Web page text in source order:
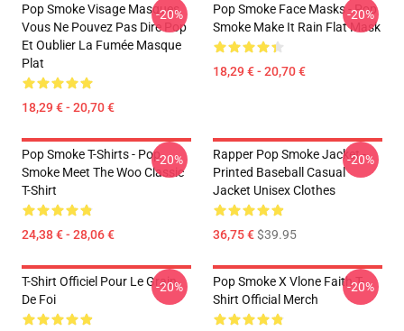
Pop Smoke Visage Masques
Vous Ne Pouvez Pas Dire Pop
Et Oublier La Fumée Masque
Plat
18,29 € - 20,70 €
-20%
Pop Smoke Face Masks - Pop
Smoke Make It Rain Flat Mask
18,29 € - 20,70 €
-20%
Pop Smoke T-Shirts - Pop
Smoke Meet The Woo Classic
T-Shirt
24,38 € - 28,06 €
-20%
Rapper Pop Smoke Jacket -
Printed Baseball Casual
Jacket Unisex Clothes
36,75 €$39.95
-20%
T-Shirt Officiel Pour Le Grain
De Foi
-20%
Pop Smoke X Vlone Faith T-
Shirt Official Merch
-20%